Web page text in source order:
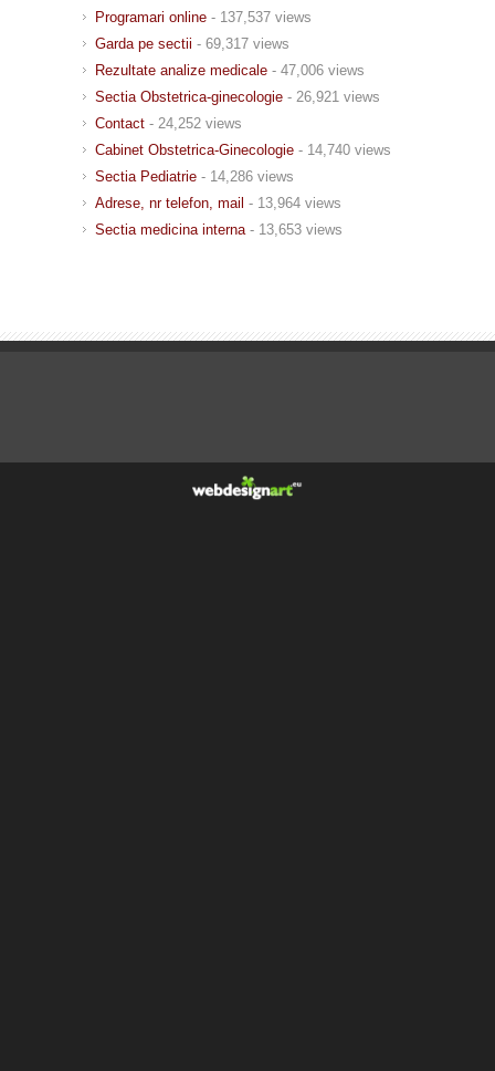
Programari online - 137,537 views
Garda pe sectii - 69,317 views
Rezultate analize medicale - 47,006 views
Sectia Obstetrica-ginecologie - 26,921 views
Contact - 24,252 views
Cabinet Obstetrica-Ginecologie - 14,740 views
Sectia Pediatrie - 14,286 views
Adrese, nr telefon, mail - 13,964 views
Sectia medicina interna - 13,653 views